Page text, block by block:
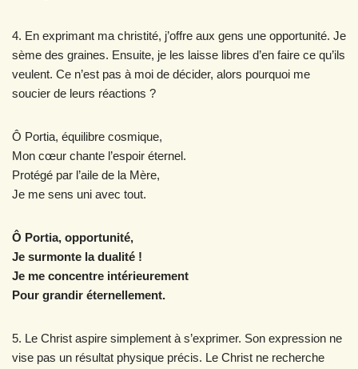
4. En exprimant ma christité, j’offre aux gens une opportunité. Je
sème des graines. Ensuite, je les laisse libres d’en faire ce qu’ils
veulent. Ce n’est pas à moi de décider, alors pourquoi me
soucier de leurs réactions ?
Ô Portia, équilibre cosmique,
Mon cœur chante l’espoir éternel.
Protégé par l’aile de la Mère,
Je me sens uni avec tout.
Ô Portia, opportunité,
Je surmonte la dualité !
Je me concentre intérieurement
Pour grandir éternellement.
5. Le Christ aspire simplement à s’exprimer. Son expression ne
vise pas un résultat physique précis. Le Christ ne recherche